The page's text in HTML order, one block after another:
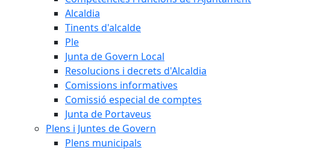
Alcaldia
Tinents d'alcalde
Ple
Junta de Govern Local
Resolucions i decrets d'Alcaldia
Comissions informatives
Comissió especial de comptes
Junta de Portaveus
Plens i Juntes de Govern
Plens municipals